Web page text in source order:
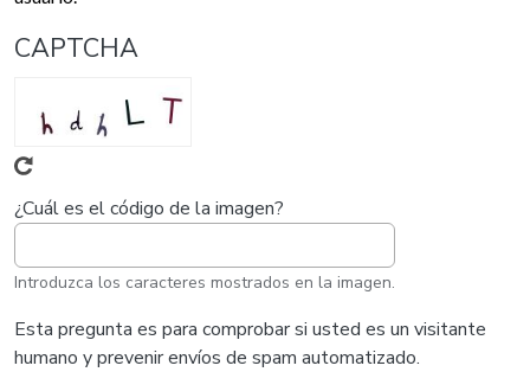
CAPTCHA
¿Cuál es el código de la imagen?
Introduzca los caracteres mostrados en la imagen.
Esta pregunta es para comprobar si usted es un visitante
humano y prevenir envíos de spam automatizado.